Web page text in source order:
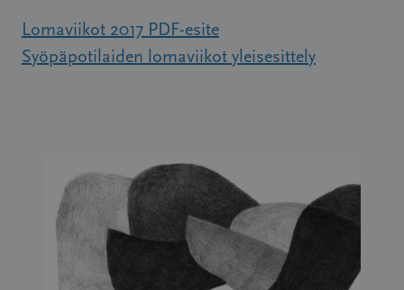
Lomaviikot 2017 PDF-esite
Syöpäpotilaiden lomaviikot yleisesittely